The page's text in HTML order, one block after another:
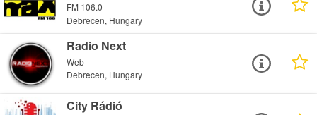
FM 106.0
Debrecen, Hungary
Radio Next
Web
Debrecen, Hungary
City Rádió